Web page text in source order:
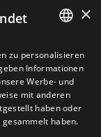
ENGLISH
ROMANIAN
×
zu personalisieren
Informationen
Werbe- und
mit anderen
haben oder
haben.